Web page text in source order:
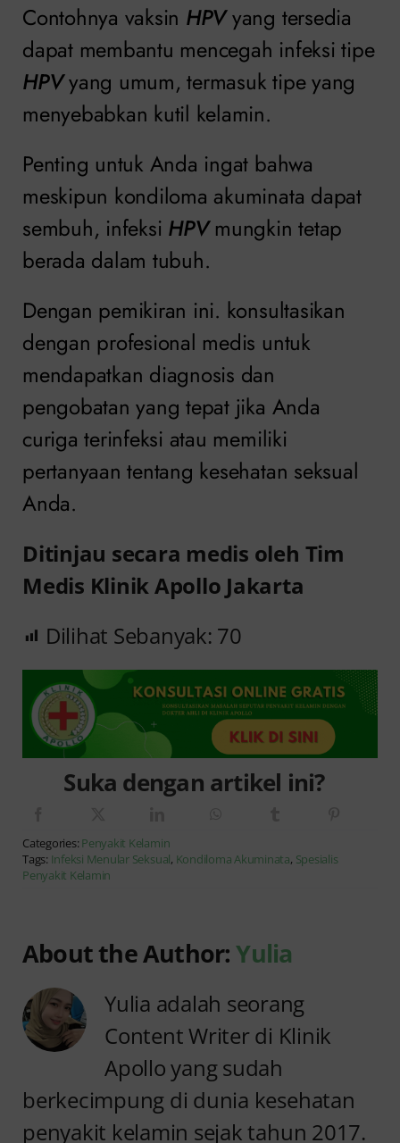
Contohnya vaksin HPVyang tersedia
dapat membantu mencegah infeksi tipe
HPVyang umum, termasuk tipe yang
menyebabkan kutil kelamin.
Penting untuk Anda ingat bahwa
meskipun kondiloma akuminata dapat
sembuh, infeksi HPVmungkin tetap
berada dalam tubuh.
Dengan pemikiran ini. konsultasikan
dengan profesional medis untuk
mendapatkan diagnosis dan
pengobatan yang tepat jika Anda
curiga terinfeksi atau memiliki
pertanyaan tentang kesehatan seksual
Anda.
Ditinjau secara medis oleh Tim
Medis Klinik Apollo Jakarta
Dilihat Sebanyak: 70
Suka dengan artikel ini?
Categories: Penyakit Kelamin
Tags: Infeksi Menular Seksual, Kondiloma Akuminata, Spesialis
Penyakit Kelamin
About the Author:Yulia
Yulia adalah seorang
Content Writer di Klinik
Apollo yang sudah
berkecimpung di dunia kesehatan
penyakit kelamin sejak tahun 2017.